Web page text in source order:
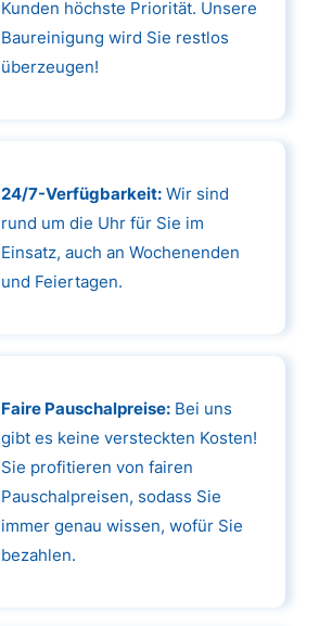
Kunden höchste Priorität. Unsere
Baureinigung wird Sie restlos
überzeugen!
24/7-Verfügbarkeit:Wir sind
rund um die Uhr für Sie im
Einsatz, auch an Wochenenden
und Feiertagen.
Faire Pauschalpreise:Bei uns
gibt es keine versteckten Kosten!
Sie profitieren von fairen
Pauschalpreisen, sodass Sie
immer genau wissen, wofür Sie
bezahlen.